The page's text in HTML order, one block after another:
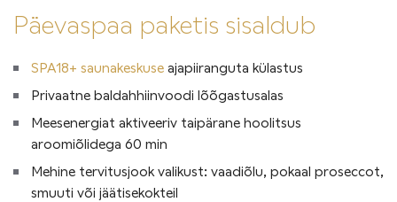
Päevaspaa paketis sisaldub
SPA18+ saunakeskuse ajapiiranguta külastus
Privaatne baldahhiinvoodi lõõgastusalas
Meesenergiat aktiveeriv taipärane hoolitsus
aroomiõlidega 60 min
Mehine tervitusjook valikust: vaadiõlu, pokaal proseccot,
smuuti või jäätisekokteil